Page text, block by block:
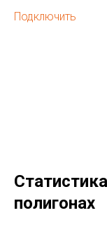
Подключить
полигонах